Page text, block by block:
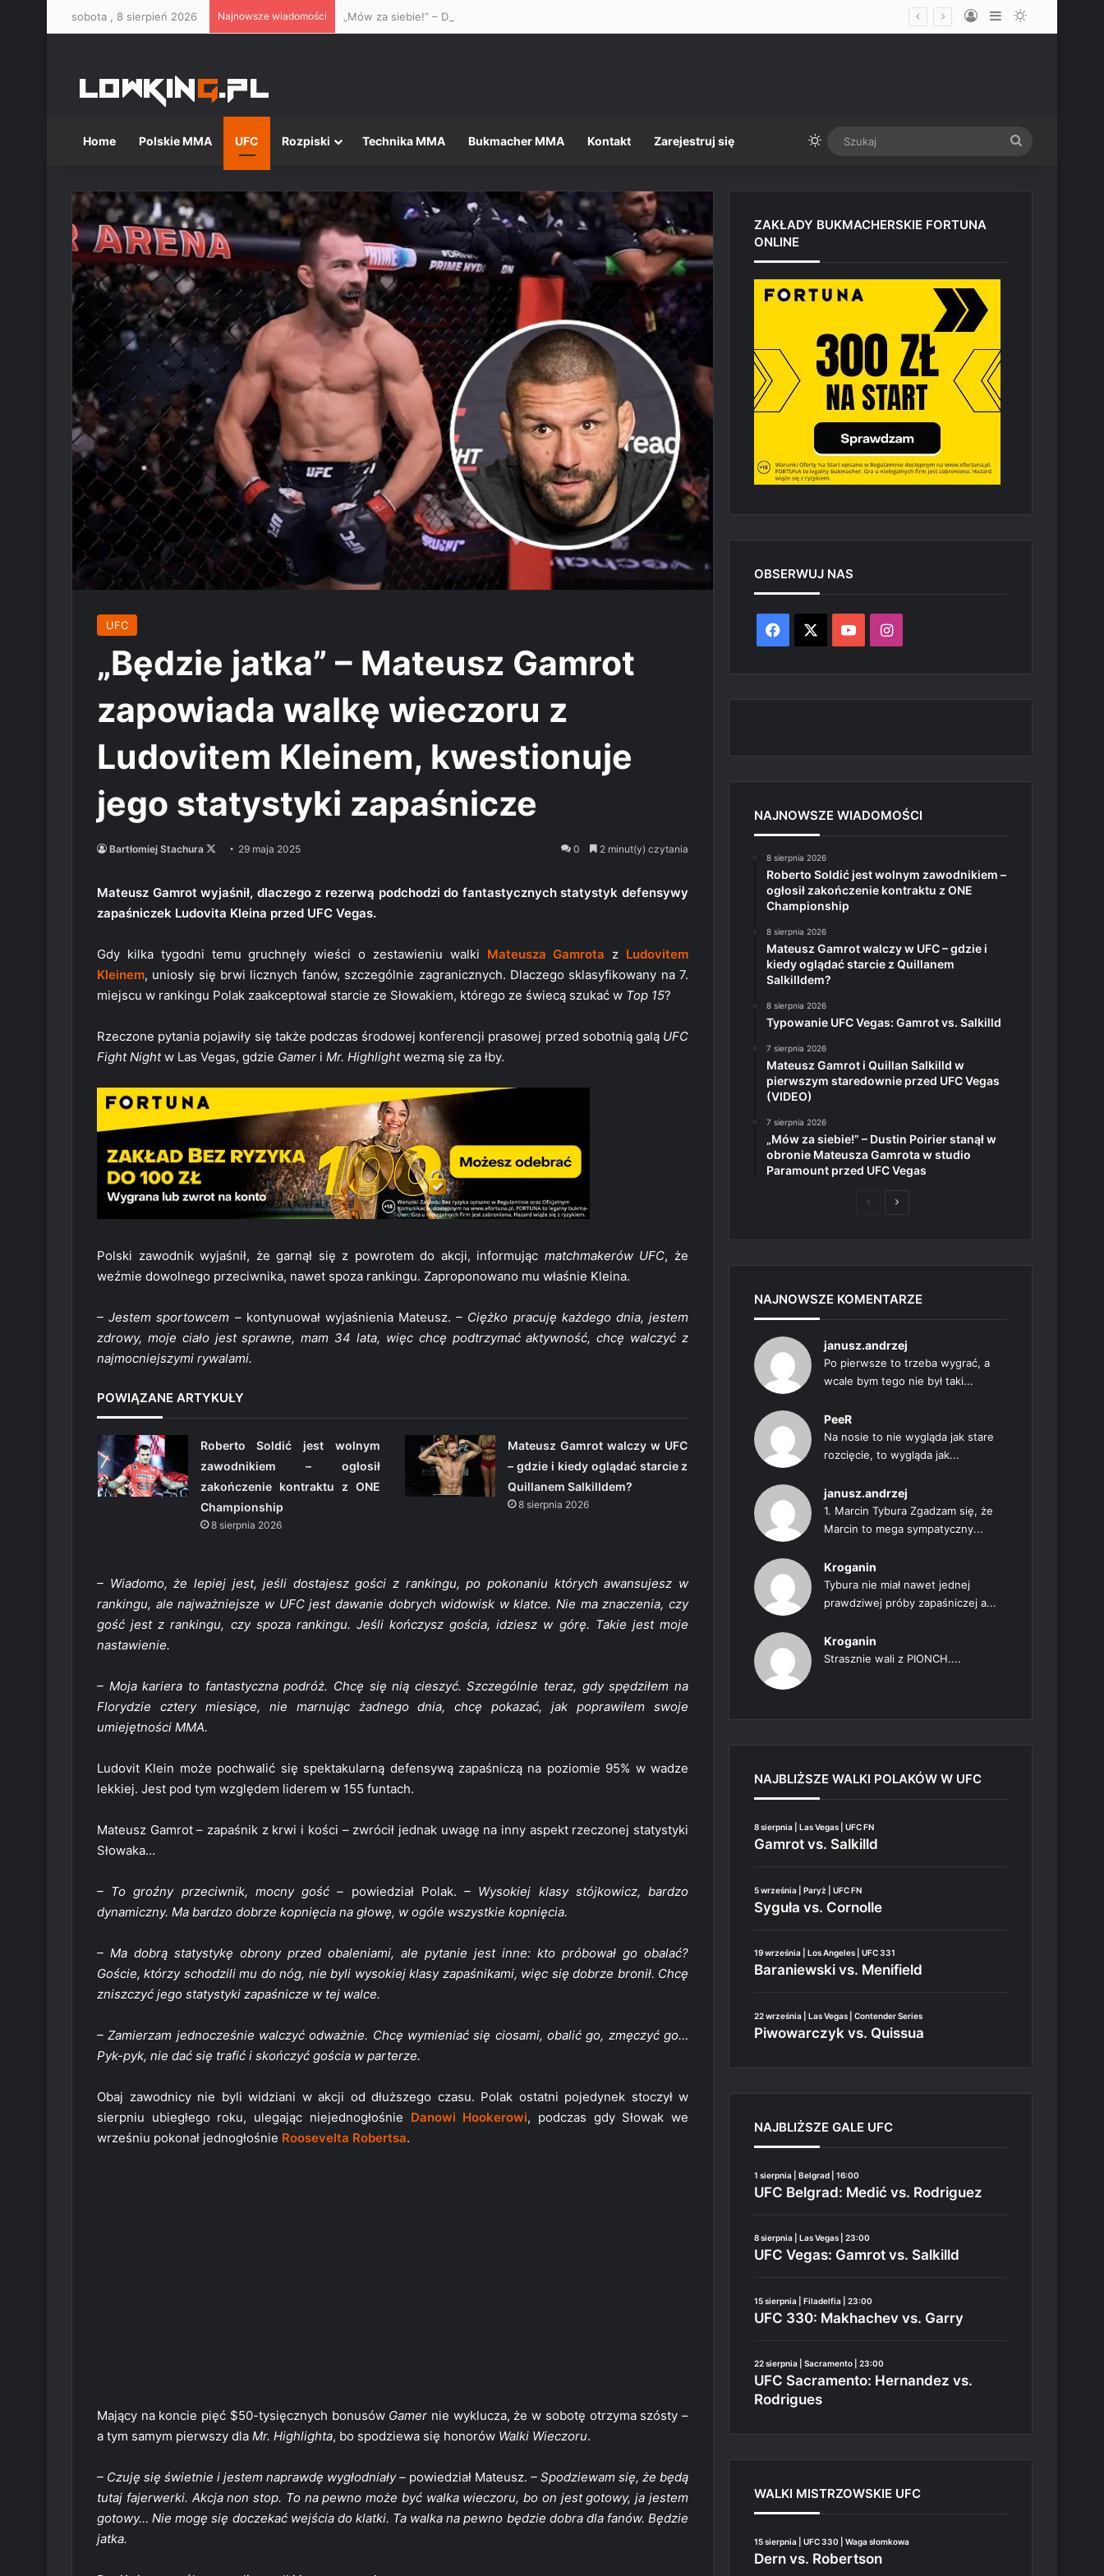
sobota , 8 sierpień 2026 Najnowsze wiadomości „Mów za siebie!” – Dustin Poirier stanął w obronie Mateusza Gamrota w studio Paramount przed UFC Vegas Log InSidebarSwitch skin
Home Polskie MMA UFC Rozpiski Technika MMA Bukmacher MMA Kontakt Zarejestruj się Switch skin
UFC
„Będzie jatka” – Mateusz Gamrot
zapowiada walkę wieczoru z
Ludovitem Kleinem, kwestionuje
jego statystyki zapaśnicze
Bartłomiej Stachura
Follow
X
29 maja 2025 0 2 minut(y) czytania
Mateusz Gamrot wyjaśnił, dlaczego z rezerwą podchodzi do fantastycznych statystyk defensywy
zapaśniczek Ludovita Kleina przed UFC Vegas.
Gdy kilka tygodni temu gruchnęły wieści o zestawieniu walki Mateusza Gamrota z Ludovitem
Kleinem, uniosły się brwi licznych fanów, szczególnie zagranicznych. Dlaczego sklasyfikowany na 7.
miejscu w rankingu Polak zaakceptował starcie ze Słowakiem, którego ze świecą szukać w Top 15?
Rzeczone pytania pojawiły się także podczas środowej konferencji prasowej przed sobotnią galą UFC
Fight Nightw Las Vegas, gdzie Gamer i Mr. Highlightwezmą się za łby.
Polski zawodnik wyjaśnił, że garnął się z powrotem do akcji, informując matchmakerów UFC, że
weźmie dowolnego przeciwnika, nawet spoza rankingu. Zaproponowano mu właśnie Kleina.
– Jestem sportowcem –kontynuował wyjaśnienia Mateusz.– Ciężko pracuję każdego dnia, jestem
zdrowy, moje ciało jest sprawne, mam 34 lata, więc chcę podtrzymać aktywność, chcę walczyć z
najmocniejszymi rywalami.
POWIĄZANE ARTYKUŁY
Roberto Soldić jest wolnym
zawodnikiem – ogłosił
zakończenie kontraktu z ONE
Championship
8 sierpnia 2026
Mateusz Gamrot walczy w UFC
– gdzie i kiedy oglądać starcie z
Quillanem Salkilldem?
8 sierpnia 2026
– Wiadomo, że lepiej jest, jeśli dostajesz gości z rankingu, po pokonaniu których awansujesz w
rankingu, ale najważniejsze w UFC jest dawanie dobrych widowisk w klatce. Nie ma znaczenia, czy
gość jest z rankingu, czy spoza rankingu. Jeśli kończysz gościa, idziesz w górę. Takie jest moje
nastawienie.
– Moja kariera to fantastyczna podróż. Chcę się nią cieszyć. Szczególnie teraz, gdy spędziłem na
Florydzie cztery miesiące, nie marnując żadnego dnia, chcę pokazać, jak poprawiłem swoje
umiejętności MMA.
Ludovit Klein może pochwalić się spektakularną defensywą zapaśniczą na poziomie 95% w wadze
lekkiej. Jest pod tym względem liderem w 155 funtach.
Mateusz Gamrot – zapaśnik z krwi i kości – zwrócił jednak uwagę na inny aspekt rzeczonej statystyki
Słowaka…
– To groźny przeciwnik, mocny gość – powiedział Polak.– Wysokiej klasy stójkowicz, bardzo
dynamiczny. Ma bardzo dobrze kopnięcia na głowę, w ogóle wszystkie kopnięcia.
– Ma dobrą statystykę obrony przed obaleniami, ale pytanie jest inne: kto próbował go obalać?
Goście, którzy schodzili mu do nóg, nie byli wysokiej klasy zapaśnikami, więc się dobrze bronił. Chcę
zniszczyć jego statystyki zapaśnicze w tej walce.
– Zamierzam jednocześnie walczyć odważnie. Chcę wymieniać się ciosami, obalić go, zmęczyć go…
Pyk-pyk, nie dać się trafić i skończyć gościa w parterze.
Obaj zawodnicy nie byli widziani w akcji od dłuższego czasu. Polak ostatni pojedynek stoczył w
sierpniu ubiegłego roku, ulegając niejednogłośnie Danowi Hookerowi, podczas gdy Słowak we
wrześniu pokonał jednogłośnie Roosevelta Robertsa.
Mający na koncie pięć $50-tysięcznych bonusów Gamer nie wyklucza, że w sobotę otrzyma szósty –
a tym samym pierwszy dla Mr. Highlighta, bo spodziewa się honorów Walki Wieczoru.
– Czuję się świetnie i jestem naprawdę wygłodniały – powiedział Mateusz. – Spodziewam się, że będą
tutaj fajerwerki. Akcja non stop. To na pewno może być walka wieczoru, bo on jest gotowy, ja jestem
gotowy… Nie mogę się doczekać wejścia do klatki. Ta walka na pewno będzie dobra dla fanów. Będzie
jatka.
ZAKŁADY BUKMACHERSKIE FORTUNA
ONLINE
OBSERWUJ NAS
Facebook YouTubeInstagram
NAJNOWSZE WIADOMOŚCI
8 sierpnia 2026
Roberto Soldić jest wolnym zawodnikiem –
ogłosił zakończenie kontraktu z ONE
Championship
8 sierpnia 2026
Mateusz Gamrot walczy w UFC – gdzie i
kiedy oglądać starcie z Quillanem
Salkilldem?
8 sierpnia 2026
Typowanie UFC Vegas: Gamrot vs. Salkilld
7 sierpnia 2026
Mateusz Gamrot i Quillan Salkilld w
pierwszym staredownie przed UFC Vegas
(VIDEO)
7 sierpnia 2026
„Mów za siebie!” – Dustin Poirier stanął w
obronie Mateusza Gamrota w studio
Paramount przed UFC Vegas
PoprzedniaNastępna
NAJNOWSZE KOMENTARZE
janusz.andrzej
Po pierwsze to trzeba wygrać, a
wcale bym tego nie był taki...
PeeR
Na nosie to nie wygląda jak stare
rozcięcie, to wygląda jak...
janusz.andrzej
1. Marcin Tybura Zgadzam się, że
Marcin to mega sympatyczny...
Kroganin
Tybura nie miał nawet jednej
prawdziwej próby zapaśniczej a...
Kroganin
Strasznie wali z PIONCH....
NAJBLIŻSZE WALKI POLAKÓW W UFC
8 sierpnia | Las Vegas | UFC FN
Gamrot vs. Salkilld
5 września | Paryż | UFC FN
Syguła vs. Cornolle
19 września | Los Angeles | UFC 331
Baraniewski vs. Menifield
22 września | Las Vegas | Contender Series
Piwowarczyk vs. Quissua
NAJBLIŻSZE GALE UFC
1 sierpnia | Belgrad | 16:00
UFC Belgrad: Medić vs. Rodriguez
8 sierpnia | Las Vegas | 23:00
UFC Vegas: Gamrot vs. Salkilld
15 sierpnia | Filadelfia | 23:00
UFC 330: Makhachev vs. Garry
22 sierpnia | Sacramento | 23:00
UFC Sacramento: Hernandez vs.
Rodrigues
WALKI MISTRZOWSKIE UFC
15 sierpnia | UFC 330 | Waga słomkowa
Dern vs. Robertson